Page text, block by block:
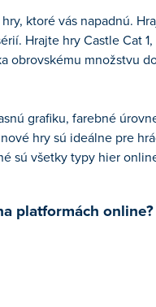
ktoré vás napadnú.
Hrajte hry Castle Cat
obrovskému množstvu
grafiku, farebné
hry sú ideálne pre
sú všetky typy hier
platformách online?